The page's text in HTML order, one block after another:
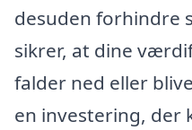
desuden forhindre
sikrer, at dine
falder ned eller
en investering, der